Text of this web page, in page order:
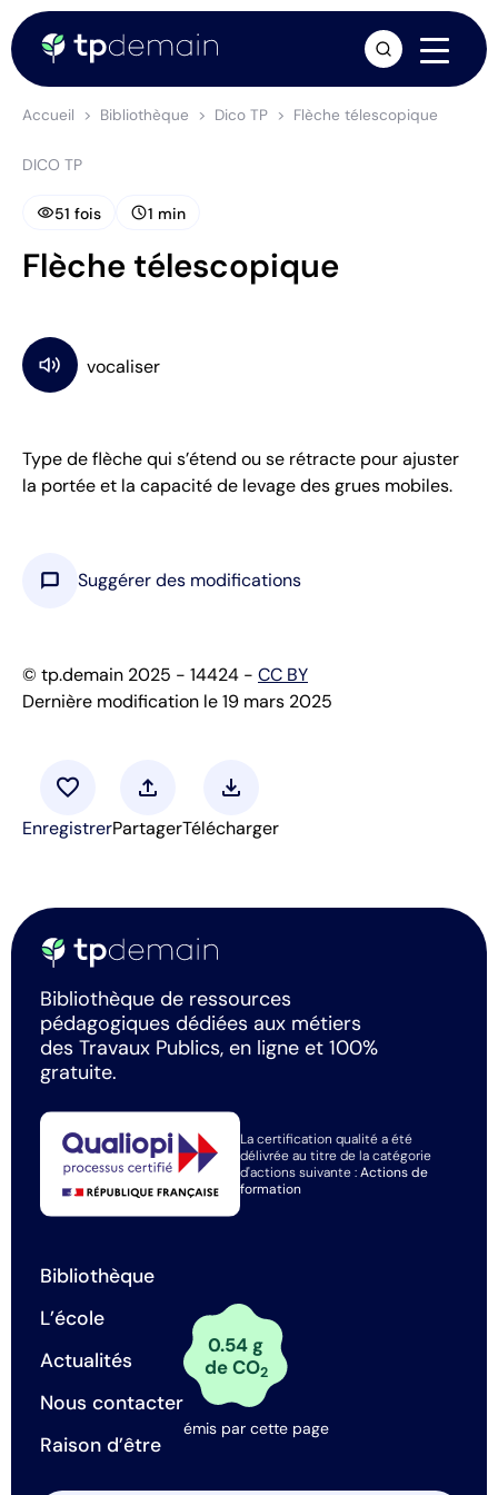
Accueil Bibliothèque Dico TP Flèche télescopique
DICO TP
visibility51 fois schedule1 min
Flèche télescopique
Type de flèche qui s’étend ou se rétracte pour ajuster
la portée et la capacité de levage des grues mobiles.
chat_bubble Suggérer des modifications
© tp.demain 2025 - 14424 - CC BY
Dernière modification le 19 mars 2025
favorite
Enregistrer
upload
Partager
download
Télécharger
Bibliothèque de ressources
pédagogiques dédiées aux métiers
des Travaux Publics, en ligne et 100%
gratuite.
La certification qualité a été
délivrée au titre de la catégorie
d'actions suivante :Actions de
formation
Bibliothèque
L’école
Actualités
Nous contacter
Raison d’être
0.54 g
de CO2
émis par cette page
arrow_forward